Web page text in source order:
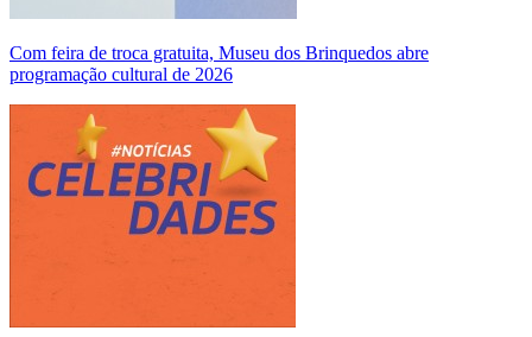
Com feira de troca gratuita, Museu dos Brinquedos abre
programação cultural de 2026